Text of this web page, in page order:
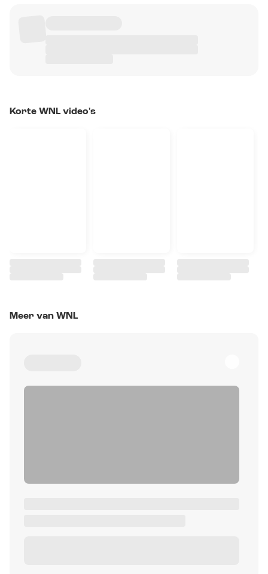
Korte WNL video's
Meer van WNL